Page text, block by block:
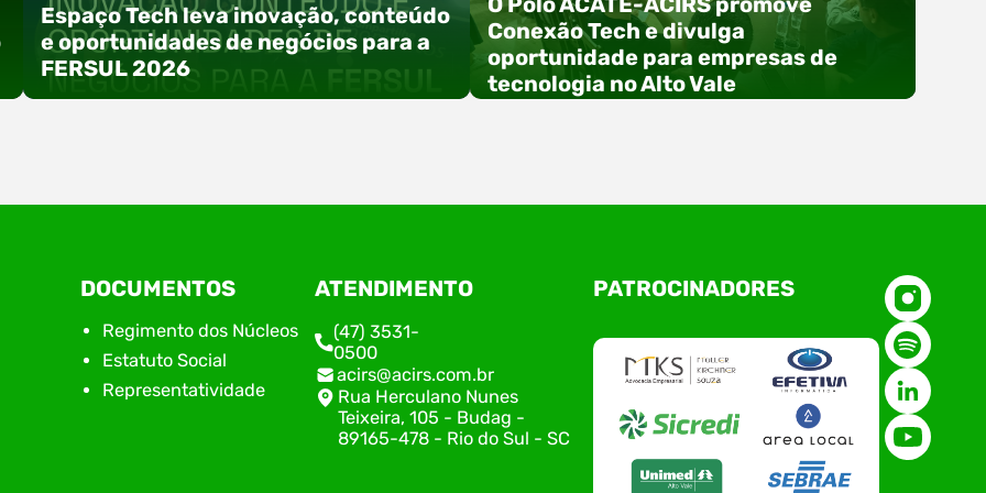
Espaço Tech leva inovação, conteúdo
e oportunidades de negócios para a
FERSUL 2026
A 15ª FERSUL – Feira Multissetorial do Alto Vale
do Itajaí acontece nos dias 12, 13 e 14 de agosto
de 2026, no Centro de Eventos Hermann
Purnhagen, e contará com uma programação
especial voltada à tecnologia, inovação e
empreendedorismo. Durante os três dias de
feira, o Espaço Tech será um dos palcos
Conexão Tech e divulga
oportunidade para empresas de
tecnologia no Alto Vale
O Polo ACATE-ACIRS, por meio do NIAVI – Núcleo
de Tecnologia da Informação do Alto Vale do
Conexão Tech NIAVI, reunindo empresas de
tecnologia da região para uma noite de
networking, conteúdo estratégico e
apresentação de novas iniciativas para o setor.
O encontro aconteceu em Rio…
DOCUMENTOS
Regimento dos Núcleos
Estatuto Social
Representatividade
ATENDIMENTO
(47) 3531-
0500
acirs@acirs.com.br
Rua Herculano Nunes
Teixeira, 105 - Budag -
89165-478 - Rio do Sul - SC
PATROCINADORES